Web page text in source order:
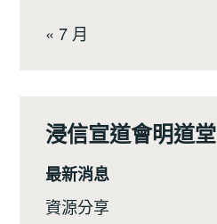
« 7 月
浸信宣道會明道堂
最新消息
資源分享